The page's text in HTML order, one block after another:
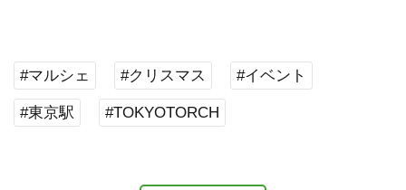
#マルシェ #クリスマス #イベント
#東京駅 #TOKYOTORCH